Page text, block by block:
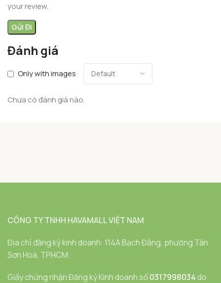
Đánh giá
Only with images
Chưa có đánh giá nào.
your review.
CÔNG TY TNHH HAVAMALL VIỆT NAM
Địa chỉ đăng ký kinh doanh: 114A Bạch Đằng, phường Tân
Sơn Hoà, TPHCM.
Giấy chứng nhận Đăng ký Kinh doanh số0317998034 do